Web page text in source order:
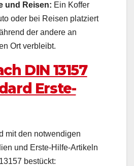
und Reisen: Ein Koffer
oder bei Reisen platziert
der andere an
Ort verbleibt.
DIN 13157
Erste-
mit den notwendigen
und Erste-Hilfe-Artikeln
bestückt: